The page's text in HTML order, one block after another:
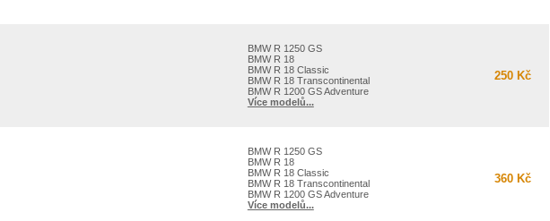
BMW R 1250 GS
BMW R 18
BMW R 18 Classic
BMW R 18 Transcontinental
BMW R 1200 GS Adventure
Více modelů...
250 Kč
BMW R 1250 GS
BMW R 18
BMW R 18 Classic
BMW R 18 Transcontinental
BMW R 1200 GS Adventure
Více modelů...
360 Kč